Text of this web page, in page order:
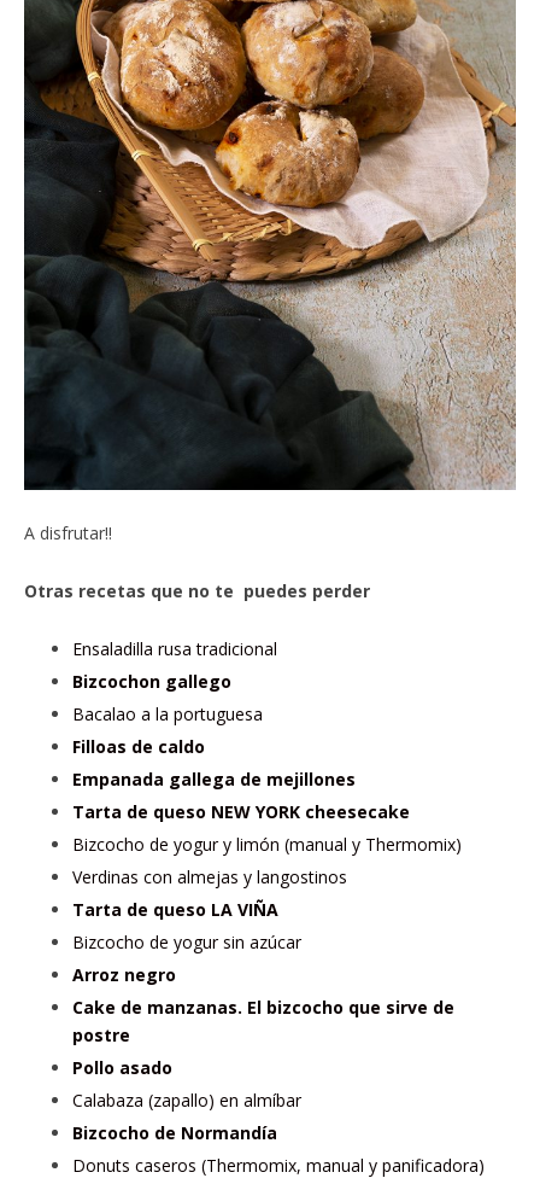
A disfrutar!!
Otras recetas que no te puedes perder
Ensaladilla rusa tradicional
Bizcochon gallego
Bacalao a la portuguesa
Filloas de caldo
Empanada gallega de mejillones
Tarta de queso NEW YORK cheesecake
Bizcocho de yogur y limón (manual y Thermomix)
Verdinas con almejas y langostinos
Tarta de queso LA VIÑA
Bizcocho de yogur sin azúcar
Arroz negro
Cake de manzanas. El bizcocho que sirve de
postre
Pollo asado
Calabaza (zapallo) en almíbar
Bizcocho de Normandía
Donuts caseros (Thermomix, manual y panificadora)